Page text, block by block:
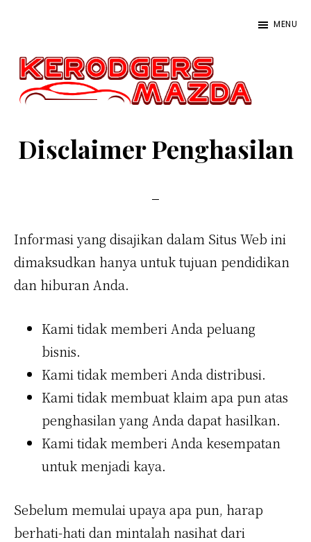
primary
navigation
main
content
primary
sidebar
MENU
Situs
Judi
2022
Terbaik
Disclaimer Penghasilan
Informasi yang disajikan dalam Situs Web ini
dimaksudkan hanya untuk tujuan pendidikan
dan hiburan Anda.
Kami tidak memberi Anda peluang
bisnis.
Kami tidak memberi Anda distribusi.
Kami tidak membuat klaim apa pun atas
penghasilan yang Anda dapat hasilkan.
Kami tidak memberi Anda kesempatan
untuk menjadi kaya.
Sebelum memulai upaya apa pun, harap
berhati-hati dan mintalah nasihat dari